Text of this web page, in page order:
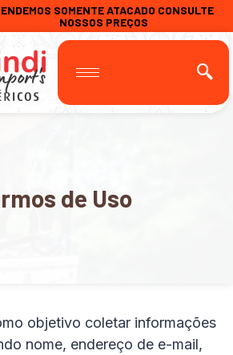
SOMENTE ATACADO CONSULTE
NOSSOS PREÇOS
de Uso
objetivo coletar informações
nome, endereço de e-mail,